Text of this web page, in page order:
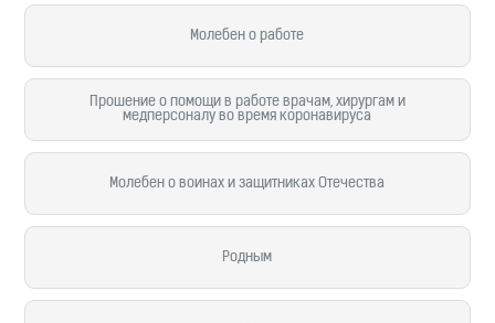
Молебен о работе
Прошение о помощи в работе врачам, хирургам и
медперсоналу во время коронавируса
Молебен о воинах и защитниках Отечества
Родным